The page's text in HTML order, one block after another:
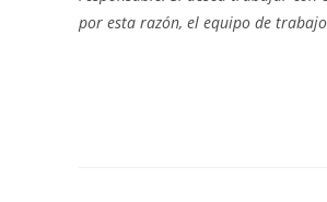
por esta razón, el equipo de